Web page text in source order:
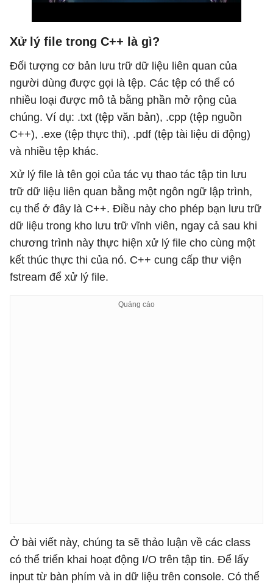
Xử lý file trong C++ là gì?
Đối tượng cơ bản lưu trữ dữ liệu liên quan của
người dùng được gọi là tệp. Các tệp có thể có
nhiều loại được mô tả bằng phần mở rộng của
chúng. Ví dụ: .txt (tệp văn bản), .cpp (tệp nguồn
C++), .exe (tệp thực thi), .pdf (tệp tài liệu di động)
và nhiều tệp khác.
Xử lý file là tên gọi của tác vụ thao tác tập tin lưu
trữ dữ liệu liên quan bằng một ngôn ngữ lập trình,
cụ thể ở đây là C++. Điều này cho phép bạn lưu trữ
dữ liệu trong kho lưu trữ vĩnh viên, ngay cả sau khi
chương trình này thực hiện xử lý file cho cùng một
kết thúc thực thi của nó. C++ cung cấp thư viện
fstream để xử lý file.
Ở bài viết này, chúng ta sẽ thảo luận về các class
có thể triển khai hoạt động I/O trên tập tin. Để lấy
input từ bàn phím và in dữ liệu trên console. Có thể